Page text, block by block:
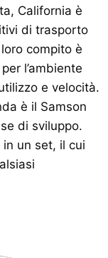
California è
di trasporto
compito è
l’ambiente
e velocità.
è il Samson
di sviluppo.
un set, il cui